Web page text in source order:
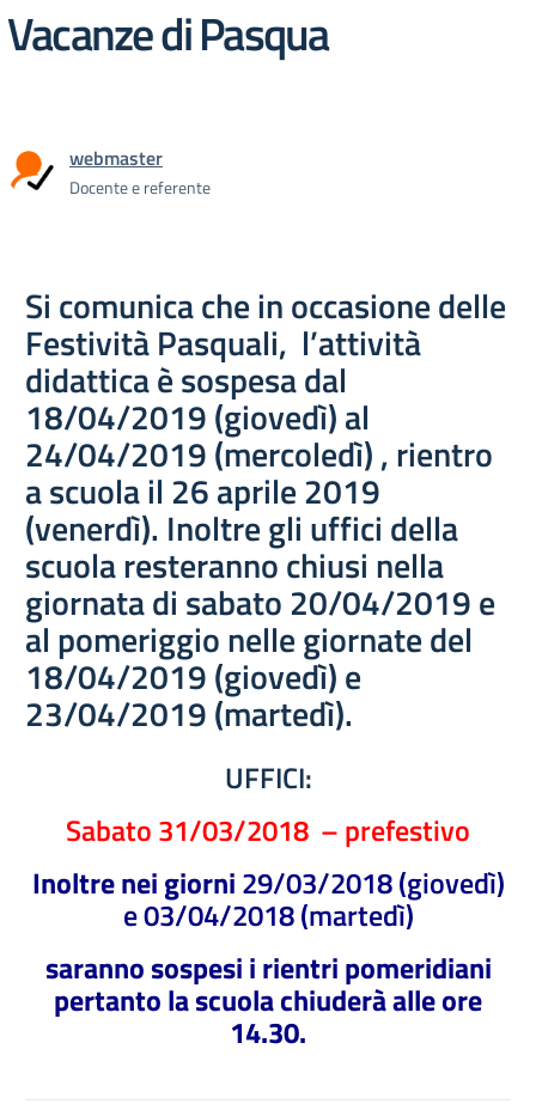
Vacanze di Pasqua
webmaster
Docente e referente
Si comunica che in occasione delle
Festività Pasquali, l’attività
didattica è sospesa dal
18/04/2019 (giovedì) al
24/04/2019 (mercoledì) , rientro
a scuola il 26 aprile 2019
(venerdì). Inoltre gli uffici della
scuola resteranno chiusi nella
giornata di sabato 20/04/2019 e
al pomeriggio nelle giornate del
18/04/2019 (giovedì) e
23/04/2019 (martedì).
UFFICI:
Sabato 31/03/2018 – prefestivo
Inoltre nei giorni29/03/2018 (giovedì)
e 03/04/2018 (martedì)
saranno sospesi i rientri pomeridiani
pertanto la scuola chiuderà alle ore
14.30.